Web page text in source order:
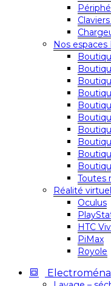
Nos espaces
Toutes
Réalité
Oculus
HTC
PiMax
Royole